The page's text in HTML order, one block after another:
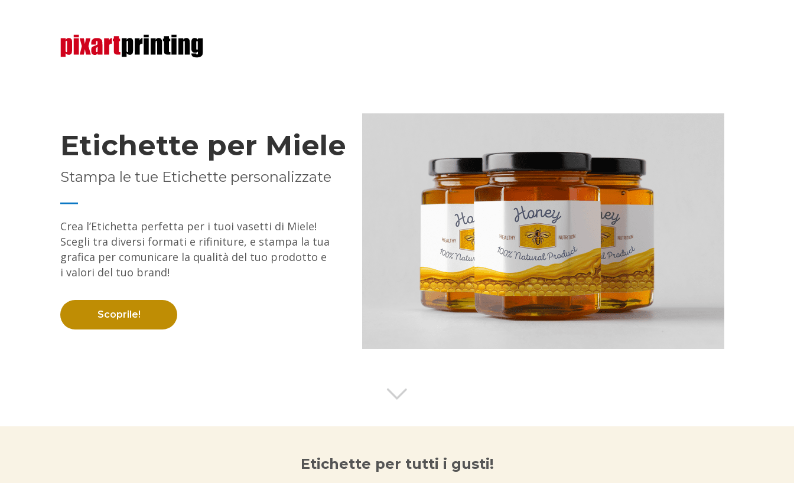
Stampa le tue Etichette personalizzate
Crea l’Etichetta perfetta per i tuoi vasetti di Miele!
Scegli tra diversi formati e rifiniture, e stampa la tua
grafica per comunicare la qualità del tuo prodotto e
i valori del tuo brand!
Scoprile!
Etichette per Miele
Etichette per tutti i gusti!